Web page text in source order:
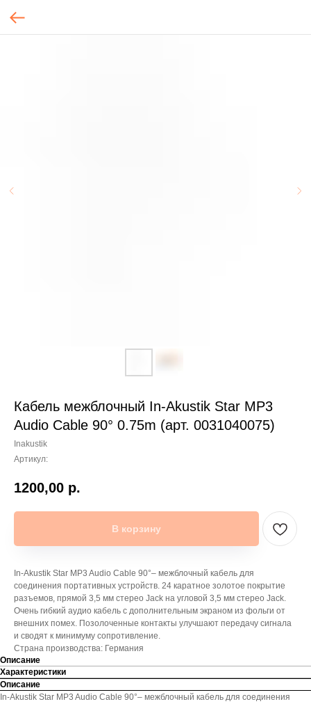
Кабель межблочный In-Akustik Star MP3
Audio Cable 90° 0.75m (арт. 0031040075)
Inakustik
Артикул:
1200,00 р.
В корзину
In-Akustik Star MP3 Audio Cable 90°– межблочный кабель для
соединения портативных устройств. 24 каратное золотое покрытие
разъемов, прямой 3,5 мм стерео Jack на угловой 3,5 мм стерео Jack.
Очень гибкий аудио кабель с дополнительным экраном из фольги от
внешних помех. Позолоченные контакты улучшают передачу сигнала
и сводят к минимуму сопротивление.
Страна производства: Германия
Описание
Характеристики
Описание
In-Akustik Star MP3 Audio Cable 90°– межблочный кабель для соединения